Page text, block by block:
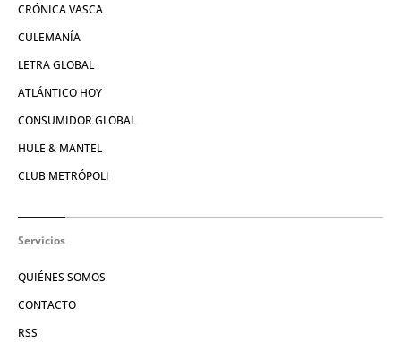
CRÓNICA VASCA
CULEMANÍA
LETRA GLOBAL
ATLÁNTICO HOY
CONSUMIDOR GLOBAL
HULE & MANTEL
CLUB METRÓPOLI
Servicios
QUIÉNES SOMOS
CONTACTO
RSS